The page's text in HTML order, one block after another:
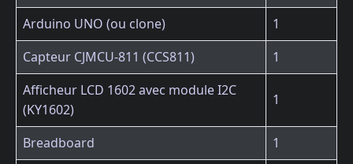
Arduino UNO (ou clone)
1
Capteur CJMCU-811 (CCS811)
1
Afficheur LCD 1602 avec module I2C
(KY1602)
1
Breadboard
1